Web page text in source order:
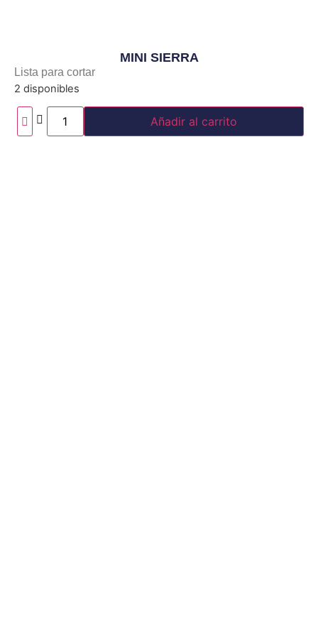
MINI SIERRA
Lista para cortar
2 disponibles
Añadir al carrito